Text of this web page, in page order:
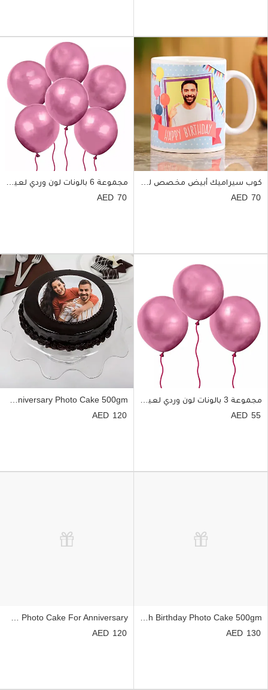
كوب سيراميك أبيض مخصص لعيد الميلاد
70
مجموعة 6 بالونات لون وردي لعيد الميلاد
70
مجموعة 3 بالونات لون وردي لعيد الميلاد
55
Chocolate Truffle Anniversary Photo Cake 500gm
120
130
120